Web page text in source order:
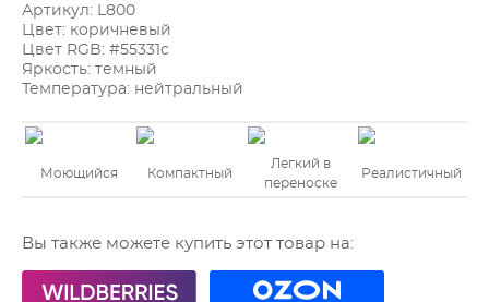
Артикул: L800
Цвет: коричневый
Цвет RGB: #55331c
Яркость: темный
Температура: нейтральный
Моющийся Компактный
Легкий в
переноске
Реалистичный
Вы также можете купить этот товар на: